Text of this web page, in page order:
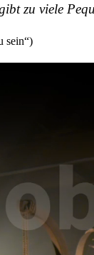
zu viele
sein“)